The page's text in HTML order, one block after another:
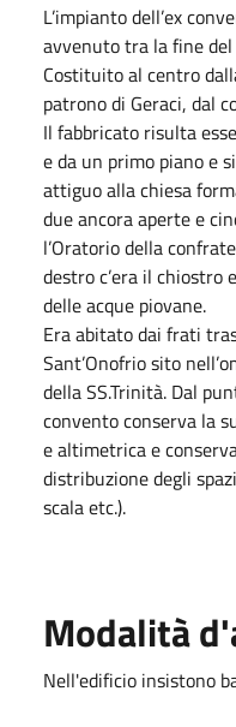
L’impianto dell’ex
avvenuto tra la fine del
Costituito al centro
patrono di Geraci, dal
Il fabbricato risulta
e da un primo piano e
attiguo alla chiesa
due ancora aperte e
l’Oratorio della
destro c’era il chiostro
delle acque piovane.
Era abitato dai frati
Sant’Onofrio sito
della SS.Trinità. Dal
convento conserva la
e altimetrica e
distribuzione degli
scala etc.).
Modalità
Nell'edificio insistono